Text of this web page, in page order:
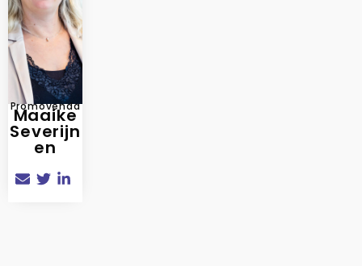
Promovenda
Maaike
Severijn
en